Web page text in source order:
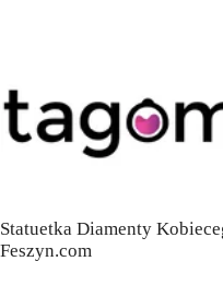
Statuetka Diamenty
Feszyn.com